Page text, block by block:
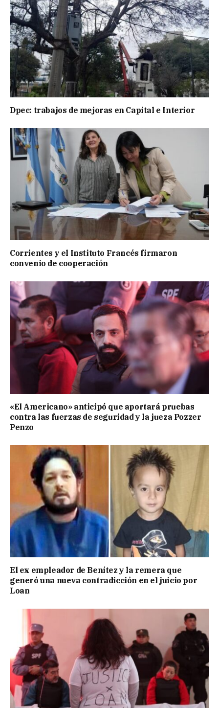
Dpec: trabajos de mejoras en Capital e Interior
Corrientes y el Instituto Francés firmaron
convenio de cooperación
«El Americano» anticipó que aportará pruebas
contra las fuerzas de seguridad y la jueza Pozzer
Penzo
El ex empleador de Benítez y la remera que
generó una nueva contradicción en el juicio por
Loan